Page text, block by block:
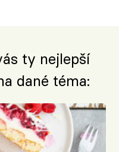
ty nejlepší
dané téma: